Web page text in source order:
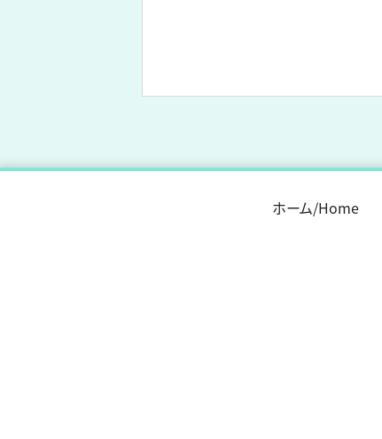
ホーム/Home